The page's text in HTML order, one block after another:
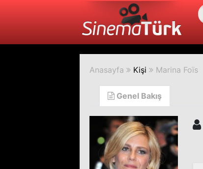
Anasayfa Kişi Marina Foïs
Genel Bakış